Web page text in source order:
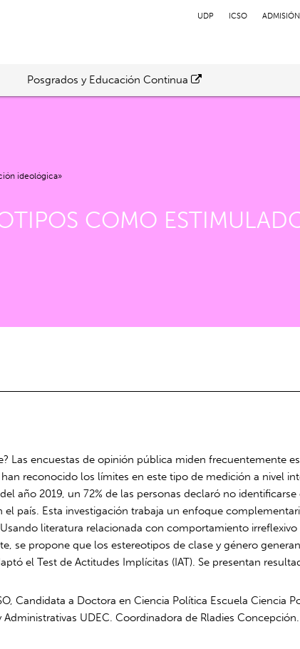
UDP ICSO ADMISIÓN
Posgrados y Educación Continua
ideológica»
COMO
Las encuestas de opinión pública miden frecuentemente
reconocido los límites en este tipo de medición a nivel
año 2019, un 72% de las personas declaró no
país. Esta investigación trabaja un enfoque
literatura relacionada con comportamiento
se propone que los estereotipos de clase y género
el Test de Actitudes Implícitas (IAT). Se presentan
Candidata a Doctora en Ciencia Política Escuela Ciencia
UDEC. Coordinadora de Rladies